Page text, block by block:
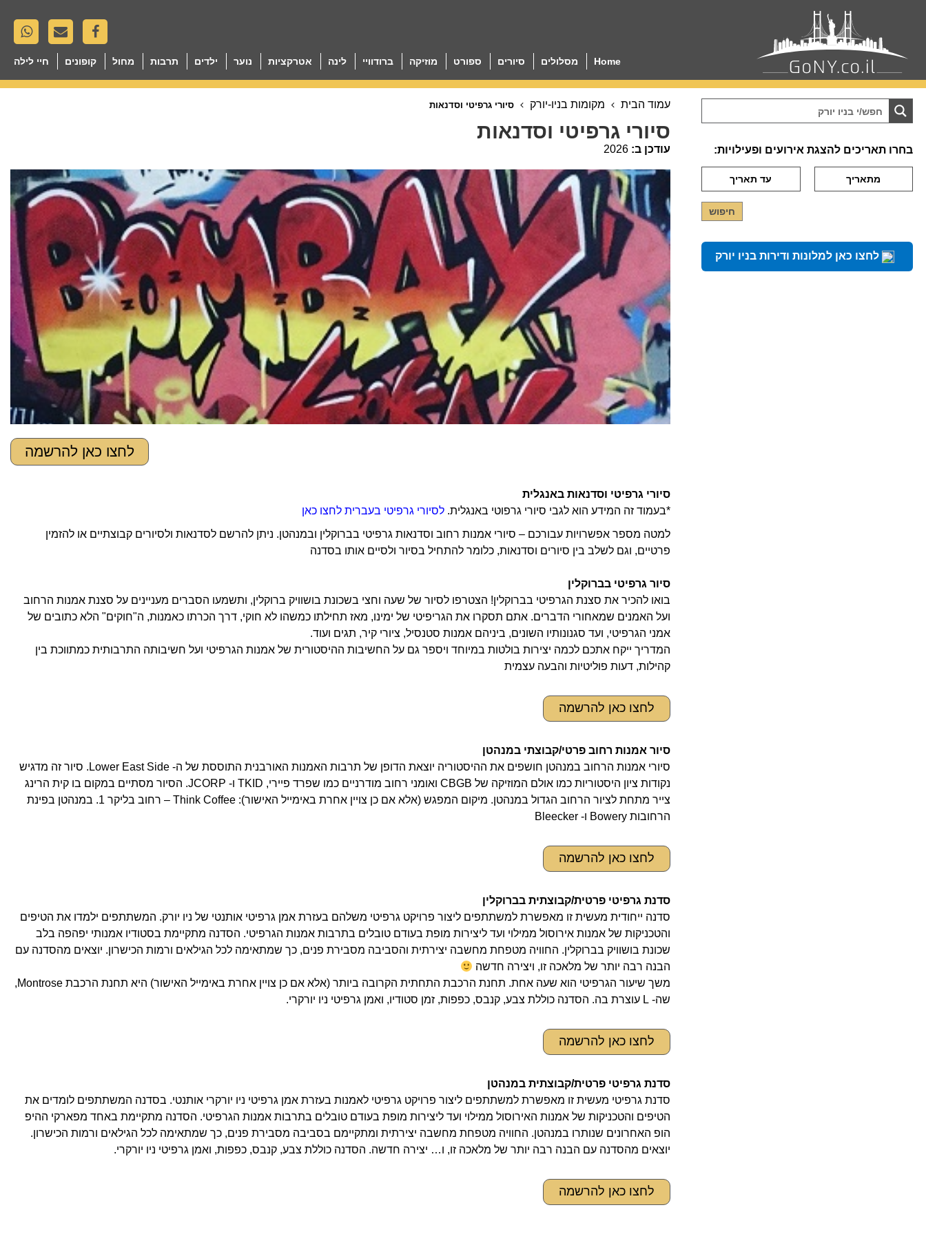
Home מסלולים סיורים ספורט מוזיקה ברודוויי לינה אטרקציות נוער ילדים תרבות מחול קופונים חיי לילה
עמוד הבית מקומות בניו-יורק סיורי גרפיטי וסדנאות
סיורי גרפיטי וסדנאות
עודכן ב: 2026
לחצו כאן להרשמה
סיורי גרפיטי וסדנאות באנגלית
*בעמוד זה המידע הוא לגבי סיורי גרפוטי באנגלית. לסיורי גרפיטי בעברית לחצו כאן
למטה מספר אפשרויות עבורכם – סיורי אמנות רחוב וסדנאות גרפיטי בברוקלין ובמנהטן. ניתן להרשם לסדנאות ולסיורים קבוצתיים או להזמין
פרטיים, וגם לשלב בין סיורים וסדנאות, כלומר להתחיל בסיור ולסיים אותו בסדנה
סיור גרפיטי בברוקלין
בואו להכיר את סצנת הגרפיטי בברוקלין! הצטרפו לסיור של שעה וחצי בשכונת בושוויק ברוקלין, ותשמעו הסברים מעניינים על סצנת אמנות הרחוב
ועל האמנים שמאחורי הדברים. אתם תסקרו את הגריפיטי של ימינו, מאז תחילתו כמשהו לא חוקי, דרך הכרתו כאמנות, ה"חוקים" הלא כתובים של
אמני הגרפיטי, ועד סגנונותיו השונים, ביניהם אמנות סטנסיל, ציורי קיר, תגים ועוד.
המדריך ייקח אתכם לכמה יצירות בולטות במיוחד ויספר גם על החשיבות ההיסטורית של אמנות הגרפיטי ועל חשיבותה התרבותית כמתווכת בין
קהילות, דעות פוליטיות והבעה עצמית
לחצו כאן להרשמה
סיור אמנות רחוב פרטי/קבוצתי במנהטן
סיורי אמנות הרחוב במנהטן חושפים את ההיסטוריה יוצאת הדופן של תרבות האמנות האורבנית התוססת של ה- Lower East Side. סיור זה מדגיש
נקודות ציון היסטוריות כמו אולם המוזיקה של CBGB ואומני רחוב מודרניים כמו שפרד פיירי, TKID ו- JCORP. הסיור מסתיים במקום בו קית הרינג
צייר מתחת לציור הרחוב הגדול במנהטן. מיקום המפגש (אלא אם כן צויין אחרת באימייל האישור): Think Coffee – רחוב בליקר 1. במנהטן בפינת
הרחובות Bowery ו- Bleecker
לחצו כאן להרשמה
סדנת גרפיטי פרטית/קבוצתית בברוקלין
סדנה ייחודית מעשית זו מאפשרת למשתתפים ליצור פרויקט גרפיטי משלהם בעזרת אמן גרפיטי אותנטי של ניו יורק. המשתתפים ילמדו את הטיפים
והטכניקות של אמנות אירוסול ממילוי ועד ליצירות מופת בעודם טובלים בתרבות אמנות הגרפיטי. הסדנה מתקיימת בסטודיו אמנותי יפהפה בלב
שכונת בושוויק בברוקלין. החוויה מטפחת מחשבה יצירתית והסביבה מסבירת פנים, כך שמתאימה לכל הגילאים ורמות הכישרון. יוצאים מהסדנה עם
הבנה רבה יותר של מלאכה זו, ויצירה חדשה
משך שיעור הגרפיטי הוא שעה אחת. תחנת הרכבת התחתית הקרובה ביותר (אלא אם כן צויין אחרת באימייל האישור) היא תחנת הרכבת Montrose,
שה- L עוצרת בה. הסדנה כוללת צבע, קנבס, כפפות, זמן סטודיו, ואמן גרפיטי ניו יורקרי.
לחצו כאן להרשמה
סדנת גרפיטי פרטית/קבוצתית במנהטן
סדנת גרפיטי מעשית זו מאפשרת למשתתפים ליצור פרויקט גרפיטי לאמנות בעזרת אמן גרפיטי ניו יורקרי אותנטי. בסדנה המשתתפים לומדים את
הטיפים והטכניקות של אמנות האירוסול ממילוי ועד ליצירות מופת בעודם טובלים בתרבות אמנות הגרפיטי. הסדנה מתקיימת באחד מפארקי ההיפ
הופ האחרונים שנותרו במנהטן. החוויה מטפחת מחשבה יצירתית ומתקיימם בסביבה מסבירת פנים, כך שמתאימה לכל הגילאים ורמות הכישרון.
יוצאים מהסדנה עם הבנה רבה יותר של מלאכה זו, ו… יצירה חדשה. הסדנה כוללת צבע, קנבס, כפפות, ואמן גרפיטי ניו יורקרי.
לחצו כאן להרשמה
בחרו תאריכים להצגת אירועים ופעילויות:
לחצו כאן למלונות ודירות בניו יורק